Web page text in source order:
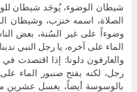
شيطان الوضوء، يُوجَد شيطان
الصلاة، اسمه خنزب، وشيطان
وضوءاً على غير السُنة، بعض
الماء على آخره، يا رجل النبي
والعارفون دلونا: إذا اقتصدت
رجل، لكنه يفتح صنبور الماء
بالوسوسة أيضاً، يغسل عشرين